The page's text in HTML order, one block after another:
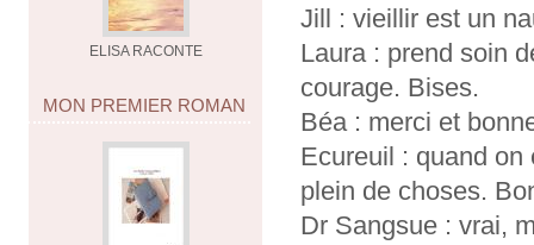
ELISA RACONTE
MON PREMIER ROMAN
Jill : vieillir est un
Laura : prend soin
courage. Bises.
Béa : merci et
Ecureuil : quand on
plein de choses.
Dr Sangsue : vrai,